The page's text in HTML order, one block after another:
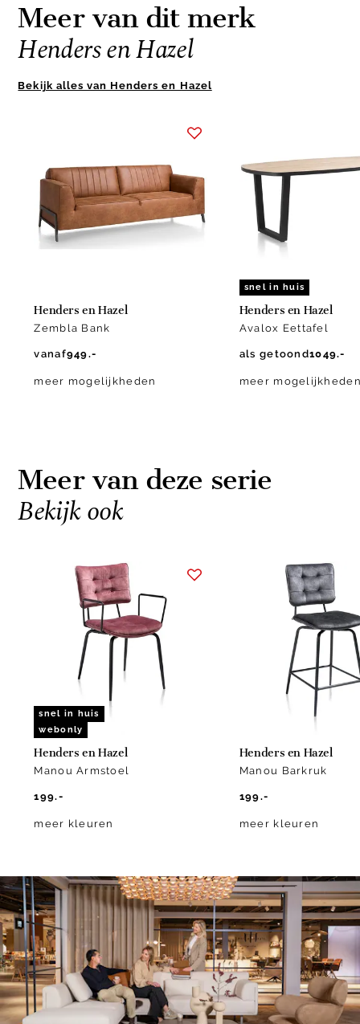
Meer van dit merk
Henders en Hazel
Bekijk alles van Henders en Hazel
Henders en Hazel
Zembla Bank
vanaf949.-
meer mogelijkheden
snel in huis
Henders en Hazel
Avalox Eettafel
als getoond1049.-
meer
Meer van deze serie
Bekijk ook
snel in huis
webonly
Henders en Hazel
Manou Armstoel
199.-
meer kleuren
Henders en Hazel
Manou Barkruk
199.-
meer kleuren